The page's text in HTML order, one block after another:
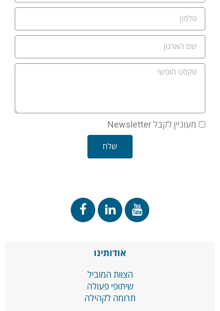
מעוניין לקבל Newsletter
שלח
אודותינו
הצוות המוביל
שיתופי פעולה
תרומה לקהילה